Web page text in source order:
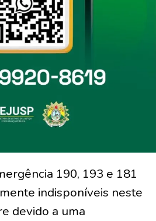
190, 193 e 181
indisponíveis neste
devido a uma